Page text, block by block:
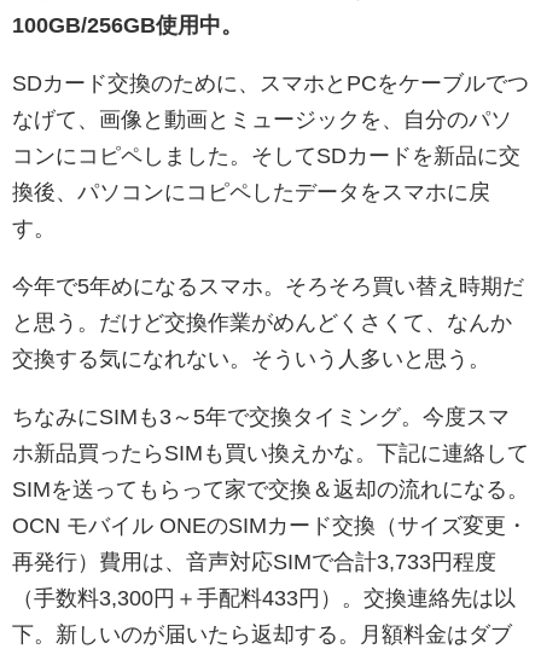
100GB/256GB使用中。
SDカード交換のために、スマホとPCをケーブルでつ
なげて、画像と動画とミュージックを、自分のパソ
コンにコピペしました。そしてSDカードを新品に交
換後、パソコンにコピペしたデータをスマホに戻
す。
今年で5年めになるスマホ。そろそろ買い替え時期だ
と思う。だけど交換作業がめんどくさくて、なんか
交換する気になれない。そういう人多いと思う。
ちなみにSIMも3～5年で交換タイミング。今度スマ
ホ新品買ったらSIMも買い換えかな。下記に連絡して
SIMを送ってもらって家で交換＆返却の流れになる。
OCN モバイル ONEのSIMカード交換（サイズ変更・
再発行）費用は、音声対応SIMで合計3,733円程度
（手数料3,300円＋手配料433円）。交換連絡先は以
下。新しいのが届いたら返却する。月額料金はダブ